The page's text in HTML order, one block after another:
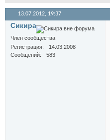
13.07.2012, 19:37
Сикира
Член сообщества
Регистрация
14.03.2008
Сообщений
583